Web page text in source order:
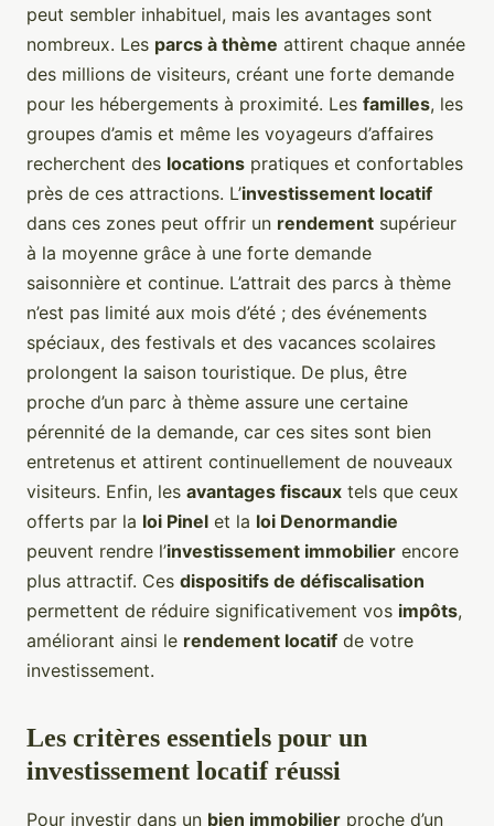
peut sembler inhabituel, mais les avantages sont
nombreux. Les parcs à thème attirent chaque année
des millions de visiteurs, créant une forte demande
pour les hébergements à proximité. Les familles, les
groupes d’amis et même les voyageurs d’affaires
recherchent des locations pratiques et confortables
près de ces attractions. L’investissement locatif
dans ces zones peut offrir un rendement supérieur
à la moyenne grâce à une forte demande
saisonnière et continue. L’attrait des parcs à thème
n’est pas limité aux mois d’été ; des événements
spéciaux, des festivals et des vacances scolaires
prolongent la saison touristique. De plus, être
proche d’un parc à thème assure une certaine
pérennité de la demande, car ces sites sont bien
entretenus et attirent continuellement de nouveaux
visiteurs. Enfin, les avantages fiscaux tels que ceux
offerts par la loi Pinel et la loi Denormandie
peuvent rendre l’investissement immobilier encore
plus attractif. Ces dispositifs de défiscalisation
permettent de réduire significativement vos impôts,
améliorant ainsi le rendement locatif de votre
investissement.
Les critères essentiels pour un
investissement locatif réussi
Pour investir dans un bien immobilier proche d’un